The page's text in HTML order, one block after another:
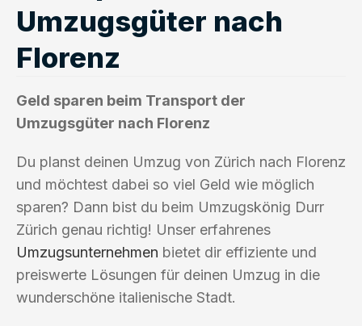
Umzugsgüter nach
Florenz
Geld sparen beim Transport der
Umzugsgüter nach Florenz
Du planst deinen Umzug von Zürich nach Florenz
und möchtest dabei so viel Geld wie möglich
sparen? Dann bist du beim Umzugskönig Durr
Zürich genau richtig! Unser erfahrenes
Umzugsunternehmen bietet dir effiziente und
preiswerte Lösungen für deinen Umzug in die
wunderschöne italienische Stadt.